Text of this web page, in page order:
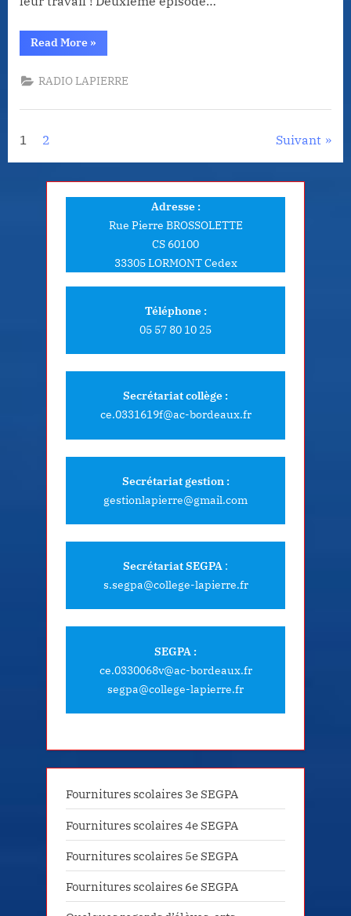
Read More“Radio
gare
à
clope
»
RADIO LAPIERRE
Pagination
des
1 2 Suivant
Adresse :
Rue Pierre BROSSOLETTE
CS 60100
33305 LORMONT Cedex
Téléphone :
05 57 80 10 25
Secrétariat collège :
ce.0331619f@ac-bordeaux.fr
Secrétariat gestion :
gestionlapierre@gmail.com
Secrétariat SEGPA :
s.segpa@college-lapierre.fr
SEGPA :
ce.0330068v@ac-bordeaux.fr
segpa@college-lapierre.fr
Fournitures scolaires 3e SEGPA
Fournitures scolaires 4e SEGPA
Fournitures scolaires 5e SEGPA
Fournitures scolaires 6e SEGPA